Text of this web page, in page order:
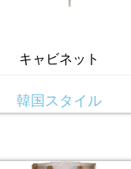
キャビネット
韓国スタイル